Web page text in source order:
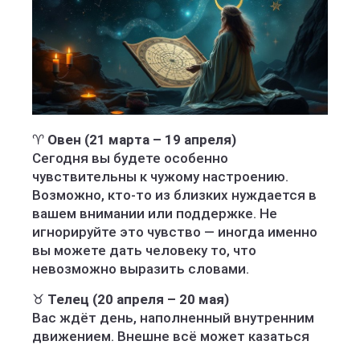
♈ Овен (21 марта – 19 апреля)
Сегодня вы будете особенно
чувствительны к чужому настроению.
Возможно, кто-то из близких нуждается в
вашем внимании или поддержке. Не
игнорируйте это чувство — иногда именно
вы можете дать человеку то, что
невозможно выразить словами.
♉ Телец (20 апреля – 20 мая)
Вас ждёт день, наполненный внутренним
движением. Внешне всё может казаться